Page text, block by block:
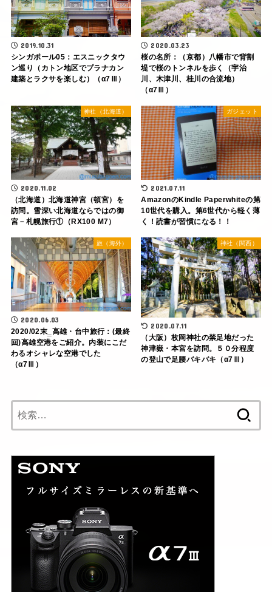
2019.10.31
シンガポール05：エスニックタウ
ン巡り（カトン地区でプラナカン
建築とラクサを楽しむ）（α7Ⅲ）
2020.03.23
桜の名所：（京都）八幡市で背割
堤で桜のトンネルを歩く（宇治
川、木津川、桂川の合流地）
（α7Ⅲ）
神社（北海道）
2020.11.02
（北海道）北海道神宮（頓宮）を
訪問。雪深い北海道ならではの御
宮－札幌旅行①（RX100 M7）
ガジェット
2021.07.11
AmazonのKindle Paperwhiteの第
10世代を購入。第6世代から軽く薄
く！読書が習慣になる！！
旅（海外）
2020.06.03
2020/02末‗高雄・台中旅行：(最終
回)高雄空港をご紹介。内装にこだ
わるオシャレな空港でした
（α7Ⅲ）
神社（関西）
2020.07.11
（大阪）枚岡神社の禁足地だった
神津嶽・本宮を訪問。５０分程度
の登山で足腰バキバキ（α7Ⅲ）
索: